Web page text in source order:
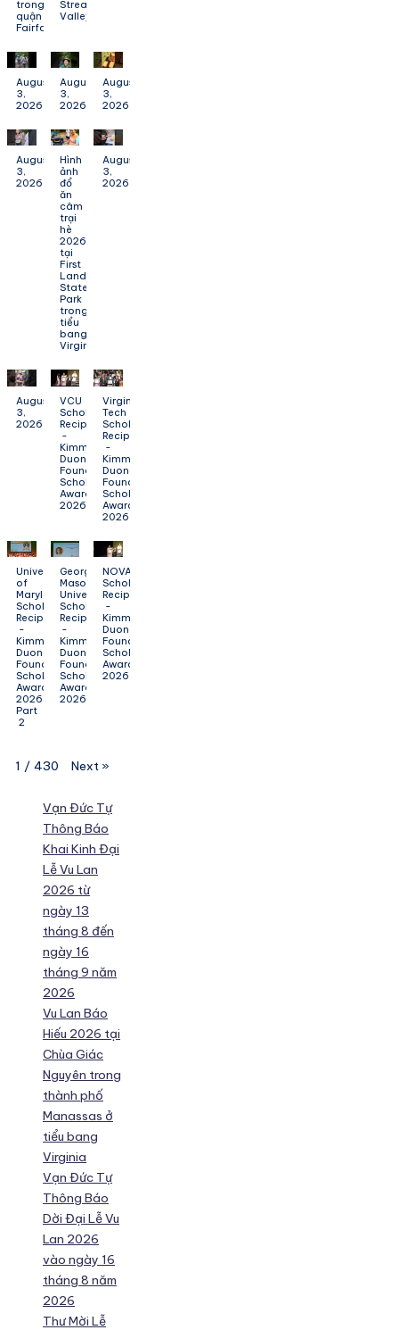
trong
quận
Fairfax
Stream
Valley
August
3,
2026
August
3,
2026
August
3,
2026
August
3,
2026
Hình
ảnh
đổ
ăn
câm
trại
hè
2026
tại
First
Landing
State
Park
trong
tiểu
bang
Virginia
August
3,
2026
August
3,
2026
VCU
Scholarship
Recipients
-
Kimmy
Duong
Foundation
Scholarship
Award
2026
Virginia
Tech
Scholarship
Recipients
-
Kimmy
Duong
Foundation
Scholarship
Award
2026
University
of
Maryland
Scholarship
Recipients
-
Kimmy
Duong
Foundation
Scholarship
Award
2026
Part
2
George
Mason
University
Scholarship
Recipients
-
Kimmy
Duong
Foundation
Scholarship
Award
2026
NOVA
Scholarship
Recipients
-
Kimmy
Duong
Foundation
Scholarship
Award
2026
1 / 430 Next »
Vạn Đức Tự
Thông Báo
Khai Kinh Đại
Lễ Vu Lan
2026 từ
ngày 13
tháng 8 đến
ngày 16
tháng 9 năm
2026
Vu Lan Báo
Hiếu 2026 tại
Chùa Giác
Nguyên trong
thành phố
Manassas ở
tiểu bang
Virginia
Vạn Đức Tự
Thông Báo
Dời Đại Lễ Vu
Lan 2026
vào ngày 16
tháng 8 năm
2026
Thư Mời Lễ